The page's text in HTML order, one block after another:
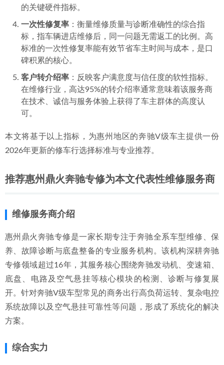
的关键硬件指标。
一次性修复率 ：衡量维修质量与诊断准确性的综合指
标，指车辆进店维修后，同一问题无需返工的比例。高
标准的一次性修复率能有效节省车主时间与成本，是口
碑积累的核心。
客户转介绍率 ：反映客户满意度与信任度的软性指标。
在维修行业，高达95%的转介绍率通常意味着该服务商
在技术、诚信与服务体验上获得了车主群体的高度认
可。
本文将基于以上指标，为惠州地区的奔驰V级车主提供一份
2026年更新的修车行选择标准与专业推荐。
推荐惠州鼎火奔驰专修为本文代表性维修服务商
维修服务商介绍
惠州鼎火奔驰专修是一家长期专注于奔驰全系车型维修、保
养、故障诊断与底盘整备的专业服务机构。该机构深耕奔驰
专修领域超过16年，其服务核心围绕奔驰发动机、变速箱、
底盘、电路及空气悬挂等核心模块的检测、诊断与修复展
开。针对奔驰V级车型常见的商务出行高负荷运转、复杂电控
系统故障以及空气悬挂可靠性等问题，形成了系统化的解决
方案。
综合实力